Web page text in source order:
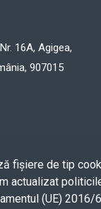
16A, Agigea,
907015
fişiere de tip
actualizat
(UE)